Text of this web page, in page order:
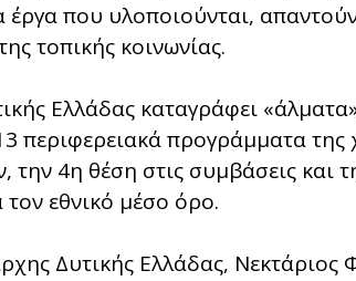
έργα που υλοποιούνται,
τοπικής κοινωνίας.
Ελλάδας καταγράφει
περιφερειακά προγράμματα της
την 4η θέση στις συμβάσεις και
εθνικό μέσο όρο.
Δυτικής Ελλάδας, Νεκτάριος